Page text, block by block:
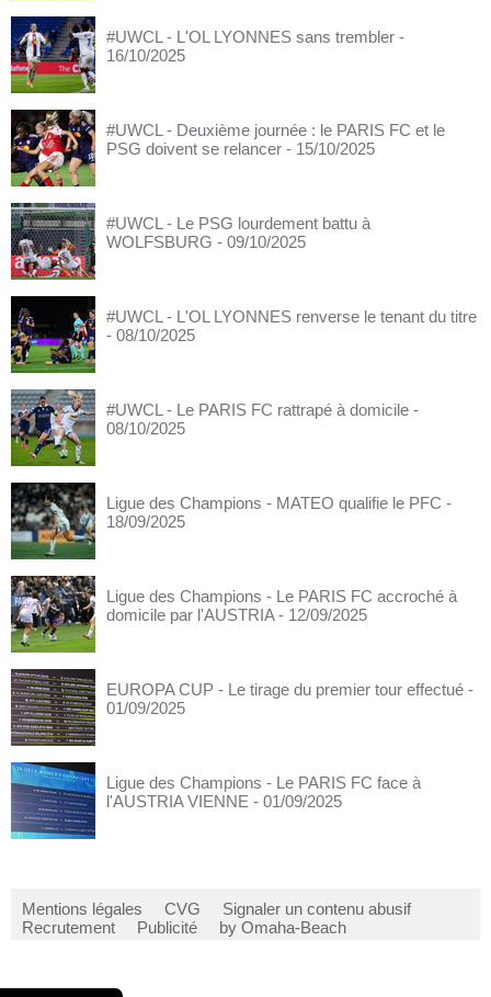
#UWCL - L'OL LYONNES sans trembler -
16/10/2025
#UWCL - Deuxième journée : le PARIS FC et le
PSG doivent se relancer - 15/10/2025
#UWCL - Le PSG lourdement battu à
WOLFSBURG - 09/10/2025
#UWCL - L'OL LYONNES renverse le tenant du titre
- 08/10/2025
#UWCL - Le PARIS FC rattrapé à domicile -
08/10/2025
Ligue des Champions - MATEO qualifie le PFC -
18/09/2025
Ligue des Champions - Le PARIS FC accroché à
domicile par l'AUSTRIA - 12/09/2025
EUROPA CUP - Le tirage du premier tour effectué -
01/09/2025
Ligue des Champions - Le PARIS FC face à
l'AUSTRIA VIENNE - 01/09/2025
Mentions légales CVG
Signaler un contenu abusif
Recrutement
Publicité by Omaha-Beach